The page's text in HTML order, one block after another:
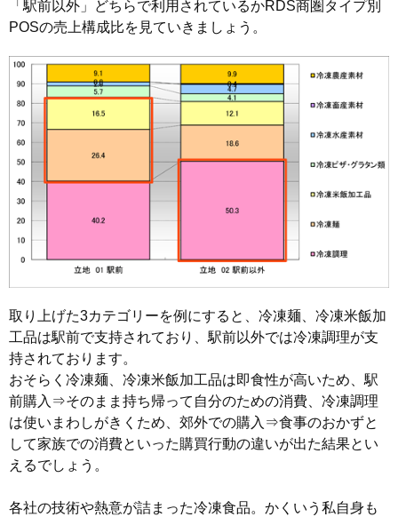
「駅前以外」どちらで利用されているかRDS商圏タイプ別
POSの売上構成比を見ていきましょう。
取り上げた3カテゴリーを例にすると、冷凍麺、冷凍米飯加
工品は駅前で支持されており、駅前以外では冷凍調理が支
持されております。
おそらく冷凍麺、冷凍米飯加工品は即食性が高いため、駅
前購入⇒そのまま持ち帰って自分のための消費、冷凍調理
は使いまわしがきくため、郊外での購入⇒食事のおかずと
して家族での消費といった購買行動の違いが出た結果とい
えるでしょう。
各社の技術や熱意が詰まった冷凍食品。かくいう私自身も